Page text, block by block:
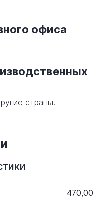
офиса
страны.
470,00